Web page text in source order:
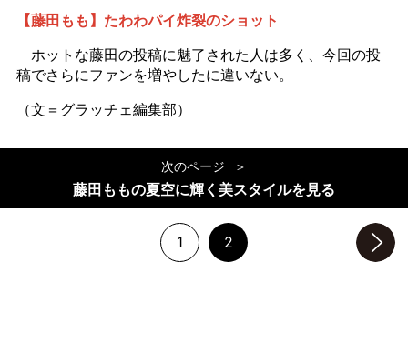
【藤田もも】たわわパイ炸裂のショット
ホットな藤田の投稿に魅了された人は多く、今回の投
稿でさらにファンを増やしたに違いない。
（文＝グラッチェ編集部）
次のページ
藤田ももの夏空に輝く美スタイルを見る
1 2